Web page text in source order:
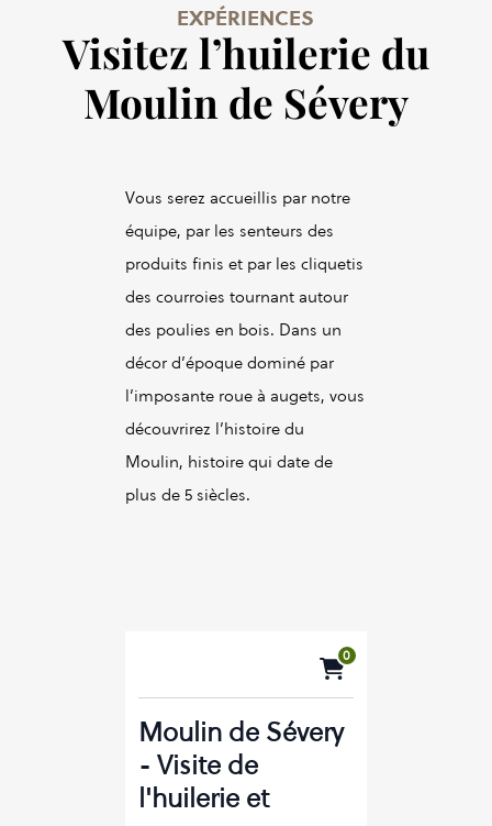
EXPÉRIENCES
Visitez l’huilerie du
Moulin de Sévery
Vous serez accueillis par notre
équipe, par les senteurs des
produits finis et par les cliquetis
des courroies tournant autour
des poulies en bois. Dans un
décor d’époque dominé par
l’imposante roue à augets, vous
découvrirez l’histoire du
Moulin, histoire qui date de
plus de 5 siècles.
0
Moulin de Sévery
- Visite de
l'huilerie et